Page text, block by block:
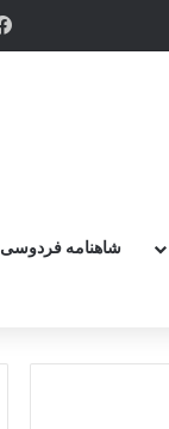
دیر ساز
شاهنامه فردوسی